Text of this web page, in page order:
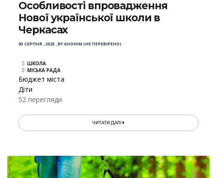
Особливості впровадження
Нової української школи в
Черкасах
03 СЕРПНЯ , 2023 ,BYАНОНІМ (НЕ ПЕРЕВІРЕНО)
ШКОЛА
МІСЬКА РАДА
Бюджет міста
Діти
52 перегляди
ЧИТАТИ ДАЛІ